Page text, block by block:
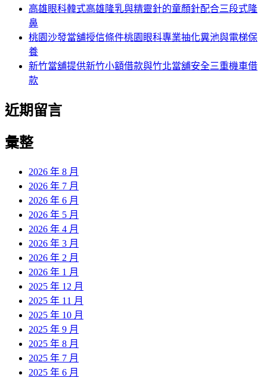
高雄眼科韓式高雄隆乳與精靈針的童顏針配合三段式隆
鼻
桃園沙發當舖授信條件桃園眼科專業抽化糞池與電梯保
養
新竹當舖提供新竹小額借款與竹北當舖安全三重機車借
款
近期留言
彙整
2026 年 8 月
2026 年 7 月
2026 年 6 月
2026 年 5 月
2026 年 4 月
2026 年 3 月
2026 年 2 月
2026 年 1 月
2025 年 12 月
2025 年 11 月
2025 年 10 月
2025 年 9 月
2025 年 8 月
2025 年 7 月
2025 年 6 月